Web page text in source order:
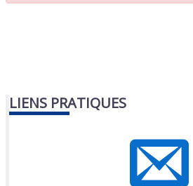
LIENS PRATIQUES